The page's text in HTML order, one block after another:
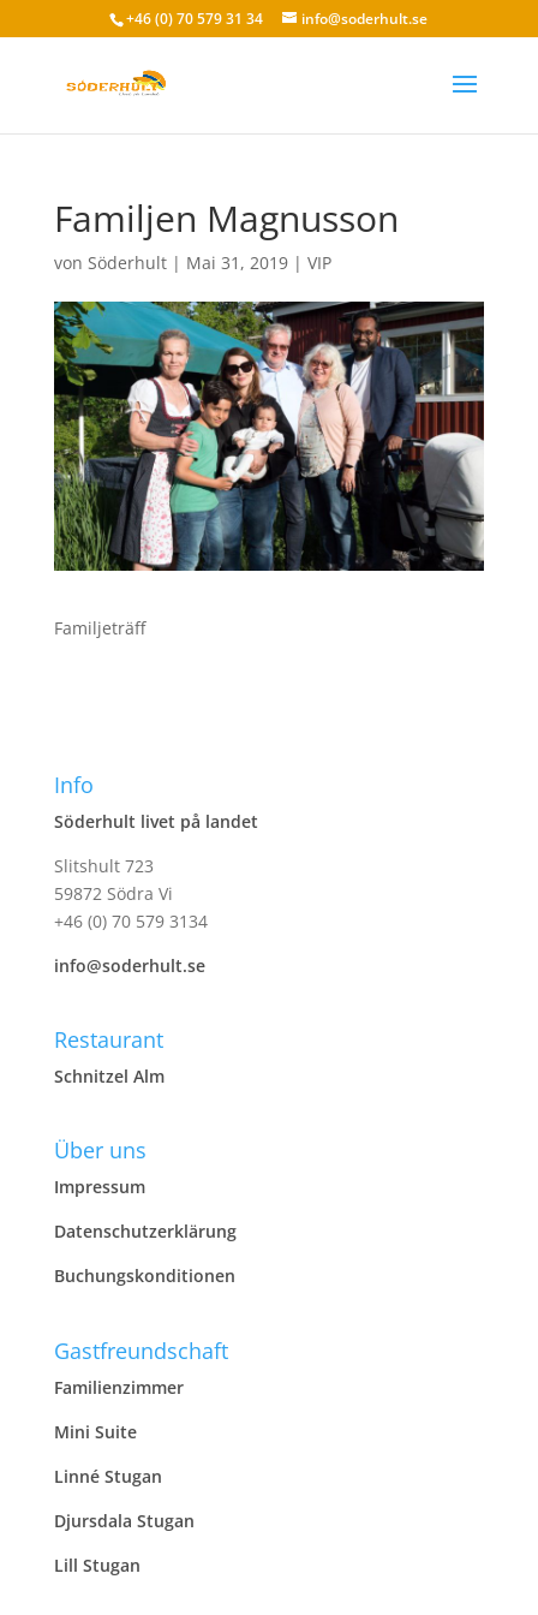
+46 (0) 70 579 31 34 info@soderhult.se
Familjen Magnusson
von Söderhult| Mai 31, 2019| VIP
Familjeträff
Info
Söderhult livet på landet
Slitshult 723
59872 Södra Vi
+46 (0) 70 579 3134
info@soderhult.se
Restaurant
Schnitzel Alm
Über uns
Impressum
Datenschutzerklärung
Buchungskonditionen
Gastfreundschaft
Familienzimmer
Mini Suite
Linné Stugan
Djursdala Stugan
Lill Stugan